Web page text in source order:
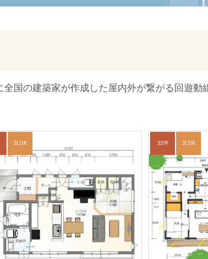
国の建築家が作成した屋内外が繋がる回遊動
3LDK 32坪 3LDK